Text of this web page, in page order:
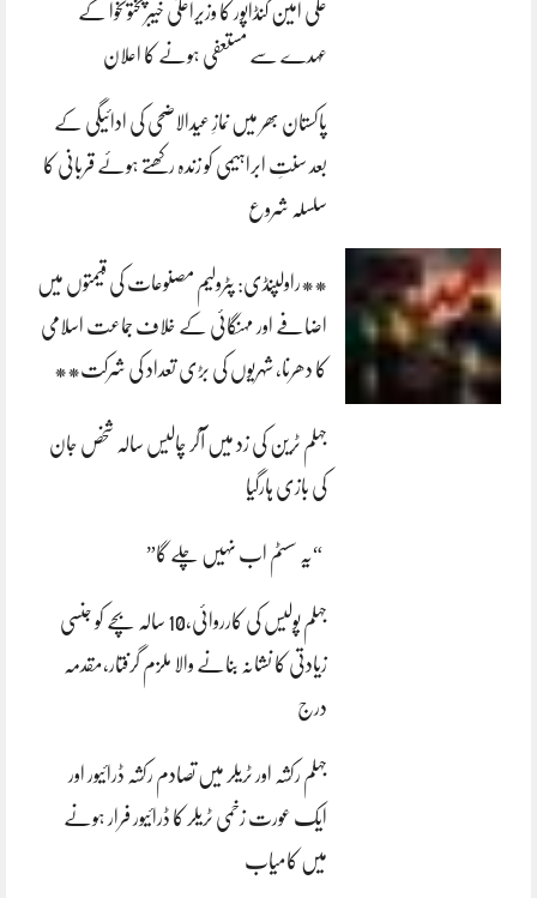
علی امین گنڈاپور کا وزیراعلیٰ خیبرپختونخوا کے
عہدے سے مستعفی ہونے کا اعلان
پاکستان بھر میں نمازِ عیدالاضحی کی ادائیگی کے
بعد سنتِ ابراہیمی کو زندہ رکھتے ہوئے قربانی کا
سلسلہ شروع
**راولپنڈی: پٹرولیم مصنوعات کی قیمتوں میں
اضافے اور مہنگائی کے خلاف جماعت اسلامی
کا دھرنا، شہریوں کی بڑی تعداد کی شرکت**
جہلم ٹرین کی زد میں آکر چالیس سالہ شخص جان
کی بازی ہارگیا
“یہ سسٹم اب نہیں چلے گا”
جہلم پولیس کی کارروائی،10 سالہ بچے کو جنسی
زیادتی کا نشانہ بنانے والا ملزم گرفتار،مقدمہ
درج
جہلم رکشہ اور ٹریلر میں تصادم رکشہ ڈرائیور اور
ایک عورت زخمی ٹریلر کا ڈرائیور فرار ہونے
میں کامیاب